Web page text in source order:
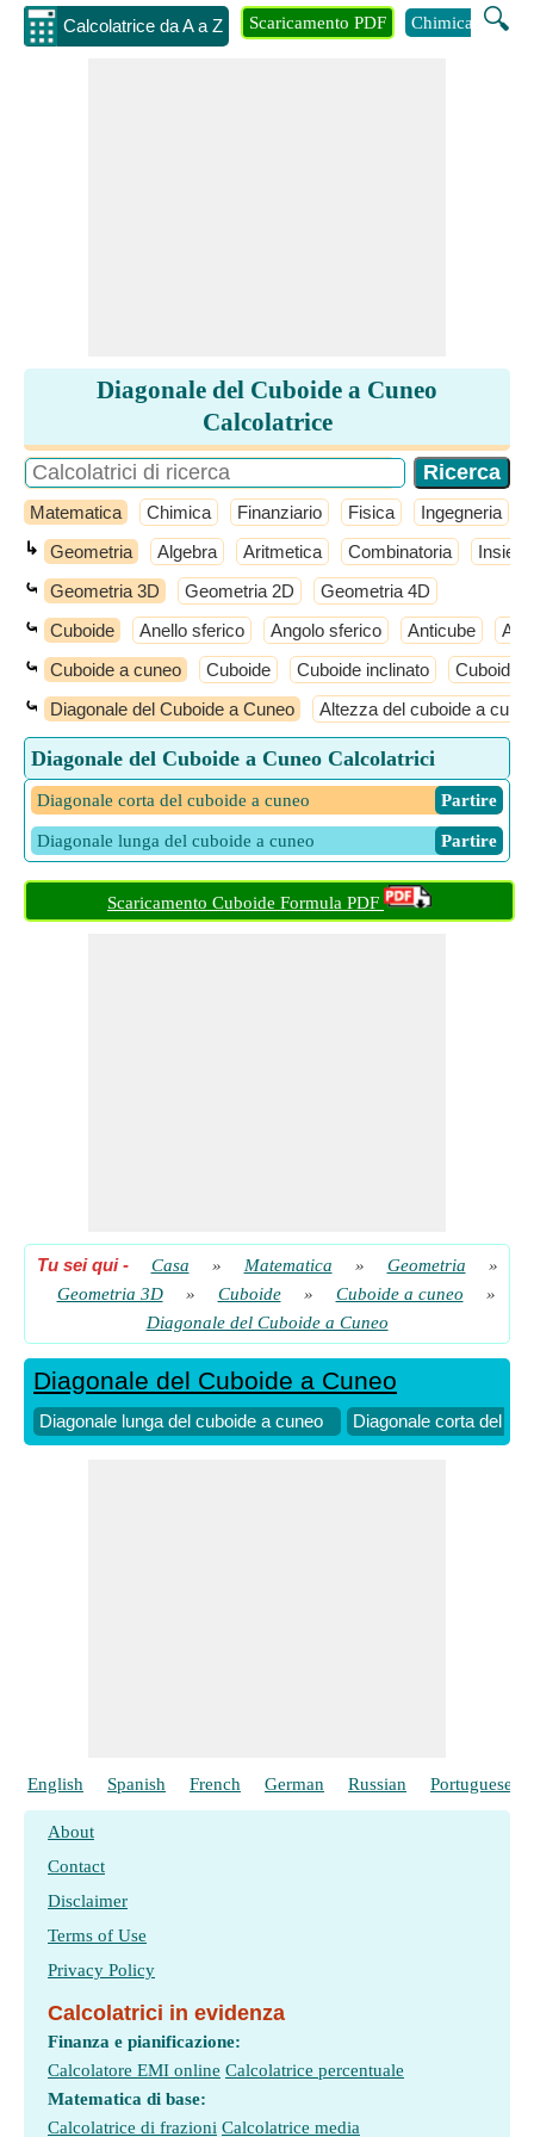
Calcolatrice da A a Z 🔍
Scaricamento PDF Chimica
Diagonale del Cuboide a Cuneo
Calcolatrice
Matematica Chimica Finanziario Fisica Ingegneria
↳ Geometria Algebra Aritmetica Combinatoria
⤿ Geometria 3D Geometria 2D Geometria 4D
⤿ Cuboide Anello sferico Angolo sferico Anticube
⤿ Cuboide a cuneo Cuboide Cuboide inclinato Cuboide
⤿ Diagonale del Cuboide a Cuneo Altezza del cuboide a
Diagonale del Cuboide a Cuneo Calcolatrici
Diagonale corta del cuboide a cuneo ​ Partire
Diagonale lunga del cuboide a cuneo ​ Partire
Scaricamento Cuboide Formula PDF
Tu sei qui- Casa » Matematica » Geometria
»
Geometria 3D
» Cuboide » Cuboide a cuneo
»
Diagonale del Cuboide a Cuneo
Diagonale del Cuboide a Cuneo
Diagonale lunga del cuboide a cuneo Diagonale corta del
English Spanish French German Russian Portuguese
About
Contact
Disclaimer
Terms of Use
Privacy Policy
Calcolatrici in evidenza
Finanza e pianificazione:
Calcolatore EMI online Calcolatrice percentuale
Matematica di base:
Calcolatrice di frazioni Calcolatrice media